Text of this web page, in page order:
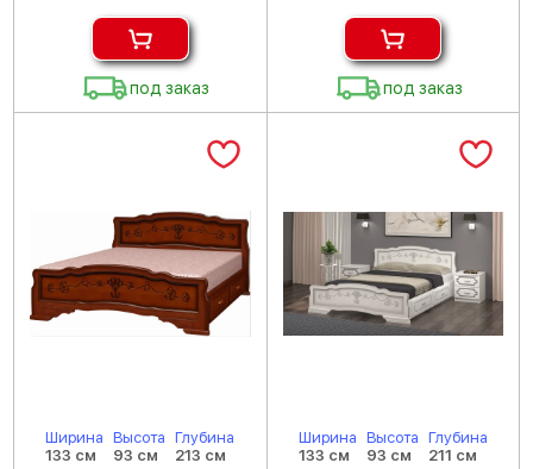
под заказ под заказ
Ширина
133 см
Высота
93 см
Глубина
213 см
Ширина
133 см
Высота
93 см
Глубина
211 см